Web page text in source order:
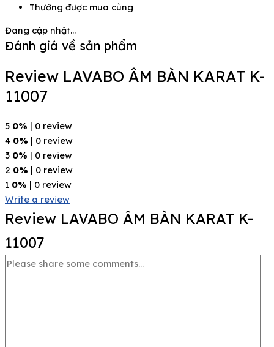
Thường được mua cùng
Đang cập nhật...
Đánh giá về sản phẩm
Review LAVABO ÂM BÀN KARAT K-
11007
5 0% | 0 review
4 0% | 0 review
3 0% | 0 review
2 0% | 0 review
1 0% | 0 review
Write a review
Review LAVABO ÂM BÀN KARAT K-
11007